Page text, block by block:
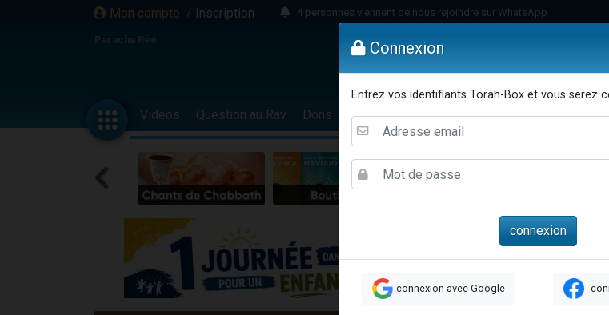
Mon compte / Inscription
4 personnes viennent de nous rejoindre sur WhatsApp
3 personnes viennent de nous rejoindre sur WhatsApp
13 personnes viennent de demander une bénédiction
2 personnes viennent de nous rejoindre sur WhatsApp
30 personnes viennent de faire un don pour Sauvez la jambe de
Il reste 49 places pour étudier en groupe sur Zoom
12 nouvelles musiques dans Torah-Box Music
3 personnes viennent de nous rejoindre sur WhatsApp
2 personnes viennent de nous rejoindre sur WhatsApp
3 personnes viennent de nous rejoindre sur WhatsApp
Paracha Réé
Vidéos Question au Rav Dons Femmes Enfants Etude sur Texte
Connexion
Entrez vos identifiants Torah-Box et vous serez
connexion avec Google